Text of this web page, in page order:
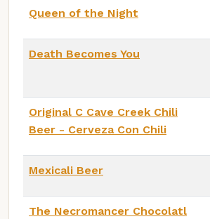
Queen of the Night
Death Becomes You
Original C Cave Creek Chili
Beer - Cerveza Con Chili
Mexicali Beer
The Necromancer Chocolatl